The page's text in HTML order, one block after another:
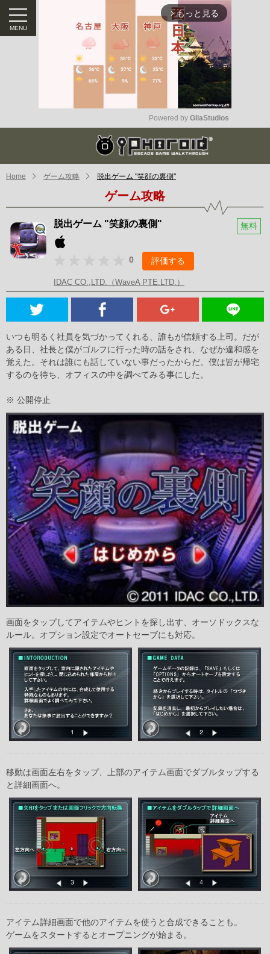
arrow_forward_ios もっと見る
Mute
Powered by GliaStudios
Home ゲーム攻略 脱出ゲーム "笑顔の裏側"
ゲーム攻略
脱出ゲーム "笑顔の裏側" 無料
0 評価する
IDAC CO.,LTD.（WaveA PTE.LTD.）
いつも明るく社員を気づかってくれる、誰もが信頼する上司。だが
ある日、社長と僕がゴルフに行った時の話をされ、なぜか違和感を
覚えた。それは誰にも話していない事だったからだ。僕は皆が帰宅
するのを待ち、オフィスの中を調べてみる事にした。
※ 公開停止
画面をタップしてアイテムやヒントを探し出す、オーソドックスな
ルール。オプション設定でオートセーブにも対応。
移動は画面左右をタップ、上部のアイテム画面でダブルタップする
と詳細画面へ。
アイテム詳細画面で他のアイテムを使うと合成できることも。
ゲームをスタートするとオープニングが始まる。